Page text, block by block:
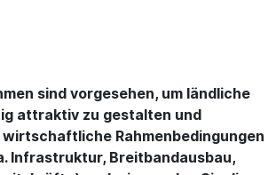
sind vorgesehen, um ländliche
attraktiv zu gestalten und
Rahmenbedingungen
Infrastruktur, Breitbandausbau,